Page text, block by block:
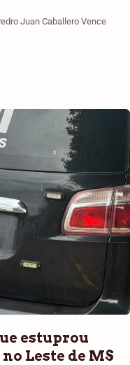
Juan Caballero Vence
estuprou
Leste de MS